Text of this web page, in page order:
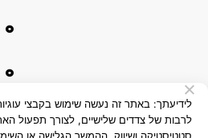
לרבות של צדדים שלישיים, לצורך תפעול